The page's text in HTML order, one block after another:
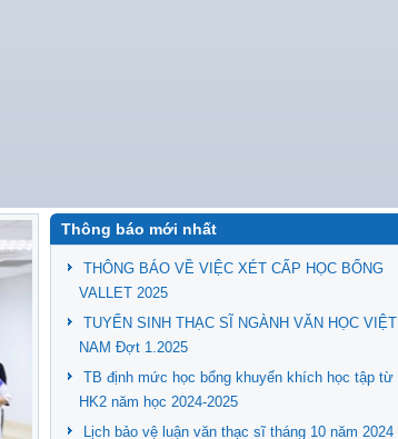
Thông báo mới nhất
THÔNG BÁO VỀ VIỆC XÉT CẤP HỌC BỔNG
VALLET 2025
TUYỂN SINH THẠC SĨ NGÀNH VĂN HỌC VIỆT
NAM Đợt 1.2025
TB định mức học bổng khuyến khích học tập từ
HK2 năm học 2024-2025
Lịch bảo vệ luận văn thạc sĩ tháng 10 năm 2024